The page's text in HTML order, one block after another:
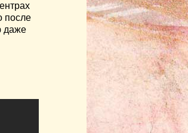
после
даже